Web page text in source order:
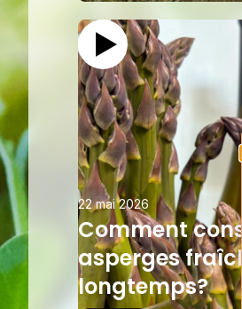
22 mai 2026
Comment
asperges
longtemps?